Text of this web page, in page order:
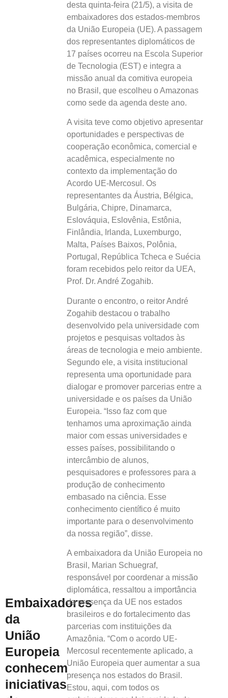
Embaixadores
da
União
Europeia
conhecem
iniciativas
desta quinta-feira (21/5), a visita de
embaixadores dos estados-membros
da União Europeia (UE). A passagem
dos representantes diplomáticos de
17 países ocorreu na Escola Superior
de Tecnologia (EST) e integra a
missão anual da comitiva europeia
no Brasil, que escolheu o Amazonas
como sede da agenda deste ano.
A visita teve como objetivo apresentar
oportunidades e perspectivas de
cooperação econômica, comercial e
acadêmica, especialmente no
contexto da implementação do
Acordo UE-Mercosul. Os
representantes da Áustria, Bélgica,
Bulgária, Chipre, Dinamarca,
Eslováquia, Eslovênia, Estônia,
Finlândia, Irlanda, Luxemburgo,
Malta, Países Baixos, Polônia,
Portugal, República Tcheca e Suécia
foram recebidos pelo reitor da UEA,
Prof. Dr. André Zogahib.
Durante o encontro, o reitor André
Zogahib destacou o trabalho
desenvolvido pela universidade com
projetos e pesquisas voltados às
áreas de tecnologia e meio ambiente.
Segundo ele, a visita institucional
representa uma oportunidade para
dialogar e promover parcerias entre a
universidade e os países da União
Europeia. “Isso faz com que
tenhamos uma aproximação ainda
maior com essas universidades e
esses países, possibilitando o
intercâmbio de alunos,
pesquisadores e professores para a
produção de conhecimento
embasado na ciência. Esse
conhecimento científico é muito
importante para o desenvolvimento
da nossa região”, disse.
A embaixadora da União Europeia no
Brasil, Marian Schuegraf,
responsável por coordenar a missão
diplomática, ressaltou a importância
da presença da UE nos estados
brasileiros e do fortalecimento das
parcerias com instituições da
Amazônia. “Com o acordo UE-
Mercosul recentemente aplicado, a
União Europeia quer aumentar a sua
presença nos estados do Brasil.
Estou, aqui, com todos os